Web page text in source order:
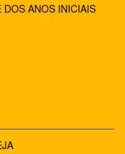
DOS ANOS INICIAIS